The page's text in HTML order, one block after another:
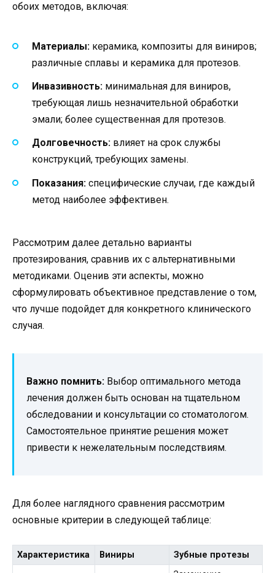
обоих методов, включая:
Материалы: керамика, композиты для виниров;
различные сплавы и керамика для протезов.
Инвазивность: минимальная для виниров,
требующая лишь незначительной обработки
эмали; более существенная для протезов.
Долговечность: влияет на срок службы
конструкций, требующих замены.
Показания: специфические случаи, где каждый
метод наиболее эффективен.
Рассмотрим далее детально варианты
протезирования, сравнив их с альтернативными
методиками. Оценив эти аспекты, можно
сформулировать объективное представление о том,
что лучше подойдет для конкретного клинического
случая.
Важно помнить: Выбор оптимального метода
лечения должен быть основан на тщательном
обследовании и консультации со стоматологом.
Самостоятельное принятие решения может
привести к нежелательным последствиям.
Для более наглядного сравнения рассмотрим
основные критерии в следующей таблице:
Характеристика Виниры
Зубные протезы